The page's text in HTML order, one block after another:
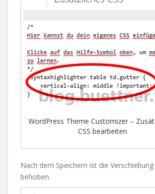
WordPress Theme Customizer –
CSS bearbeiten
Nach dem Speichern ist die
behoben.